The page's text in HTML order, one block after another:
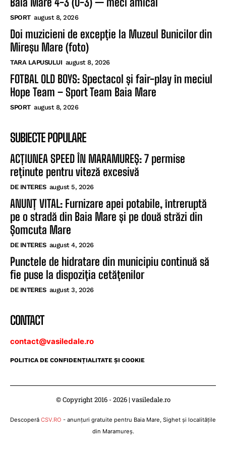
SPORT august 8, 2026
Doi muzicieni de excepție la Muzeul Bunicilor din
Mireșu Mare (foto)
TARA LAPUSULUI august 8, 2026
FOTBAL OLD BOYS: Spectacol și fair-play în meciul
Hope Team – Sport Team Baia Mare
SPORT august 8, 2026
SUBIECTE POPULARE
ACȚIUNEA SPEED ÎN MARAMUREȘ: 7 permise
reținute pentru viteză excesivă
DE INTERES august 5, 2026
ANUNȚ VITAL: Furnizare apei potabile, întreruptă
pe o stradă din Baia Mare și pe două străzi din
Șomcuta Mare
DE INTERES august 4, 2026
Punctele de hidratare din municipiu continuă să
fie puse la dispoziția cetățenilor
DE INTERES august 3, 2026
CONTACT
contact@vasiledale.ro
POLITICA DE CONFIDENŢIALITATE ŞI COOKIE
© Copyright 2016 - 2026 | vasiledale.ro
Descoperă CSV.RO - anunțuri gratuite pentru Baia Mare, Sighet și localitățile
din Maramureș.